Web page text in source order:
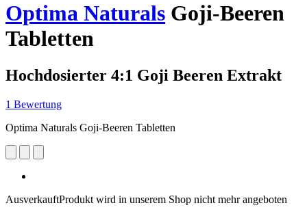
Optima Naturals Goji-Beeren
Tabletten
Hochdosierter 4:1 Goji Beeren Extrakt
1 Bewertung
Optima Naturals Goji-Beeren Tabletten
AusverkauftProdukt wird in unserem Shop nicht mehr angeboten